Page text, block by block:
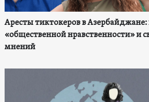
Аресты тиктокеров в
«общественной нравственности» и
мнений